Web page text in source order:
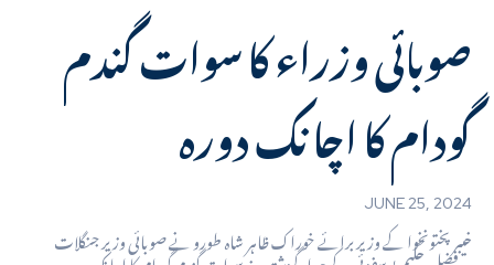
صوبائی وزراء کا سوات گندم
گودام کا اچانک دورہ
JUNE 25, 2024
خیبرپختونخوا کے وزیر برائے خوراک ظاہر شاہ طورو نے صوبائی وزیر جنگلات